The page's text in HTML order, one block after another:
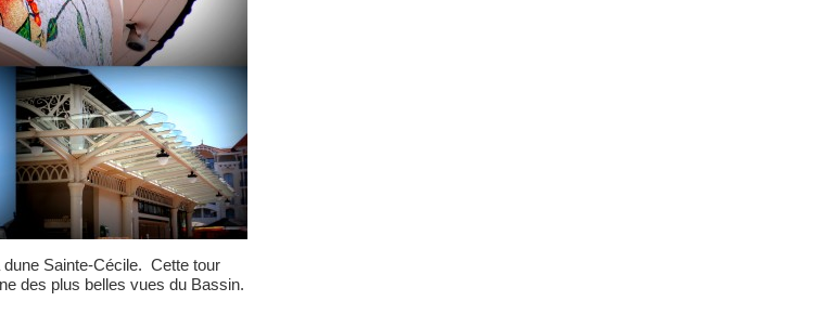
dune Sainte-Cécile. Cette tour
des plus belles vues du Bassin.